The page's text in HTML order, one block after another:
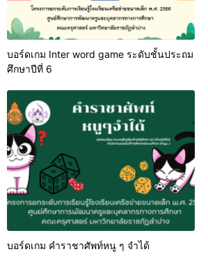
บอร์ดเกม Inter word game ระดับชั้นประถม
ศึกษาปีที่ 6
บอร์ดเกม คำราชาศัพท์หนู ๆ จำได้